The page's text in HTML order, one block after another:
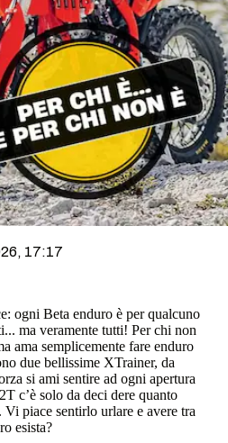
17:17
ogni Beta enduro è per qualcuno
ma veramente tutti! Per chi non
ama semplicemente fare enduro
due bellissime XTrainer, da
si ami sentire ad ogni apertura
c’è solo da deci dere quanto
piace sentirlo urlare e avere tra
esista?